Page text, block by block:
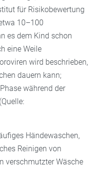
für Risikobewertung
10–100
es dem Kind schon
eine Weile
wird beschrieben,
dauern kann;
während der
Händewaschen,
Reinigen von
verschmutzter Wäsche